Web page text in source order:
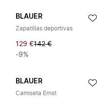
BLAUER
Zapatillas deportivas
129 €142 €
-9%
BLAUER
Camiseta Ernst